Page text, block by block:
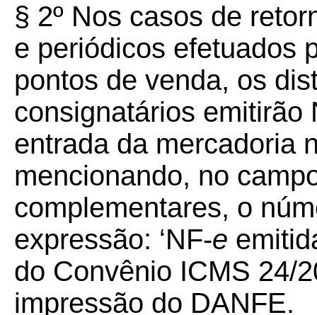
§ 2º Nos casos de
e periódicos efetuados
pontos de venda, os
consignatários emitirão
entrada da mercadoria
mencionando, no
complementares, o
expressão: ‘NF-e
do Convênio ICMS 24/
impressão do DANFE.